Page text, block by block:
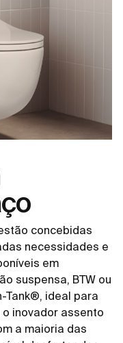
concebidas
necessidades e
em
suspensa, BTW ou
Tank®, ideal para
inovador assento
a maioria das